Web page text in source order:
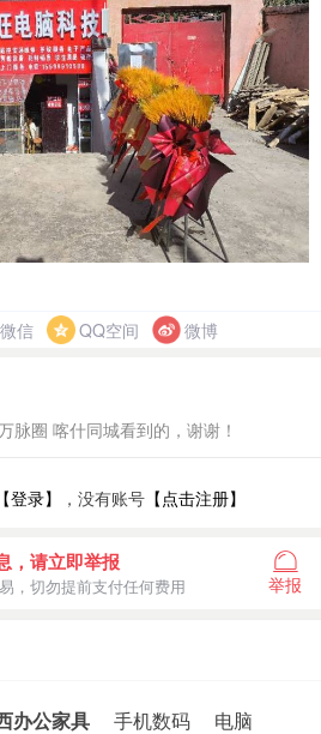
微信 QQ空间 微博
脉圈 喀什同城看到的，谢谢！
【登录】 ，没有账号 【点击注册】
，请立即举报
，切勿提前支付任何费用 举报
办公家具 手机数码
电脑